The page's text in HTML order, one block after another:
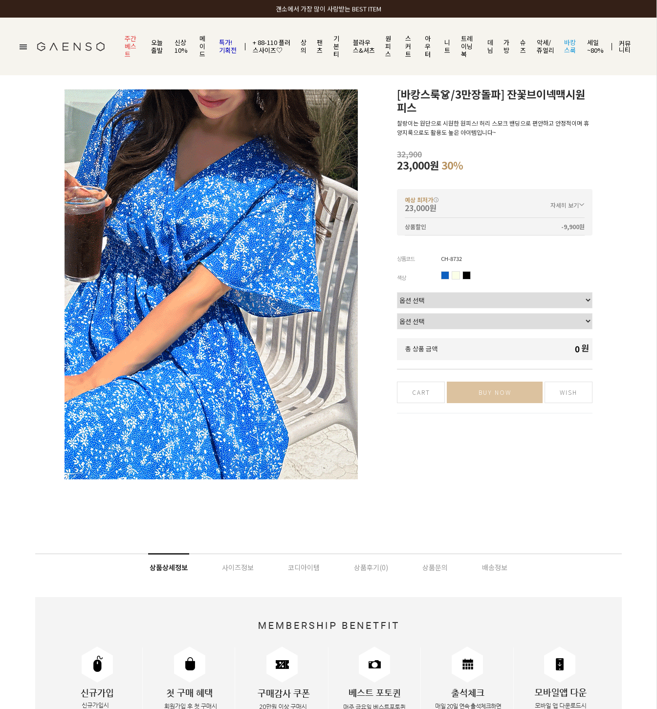
갠소에서 가장 많이 사랑받는 BEST ITEM
주간
베스
트
오늘
출발
신상
10%
메
이
드
특가!
기획전
+ 88-110 플러
스사이즈♡
상
의
팬
츠
기
본
티
블라우
스&셔츠
원
피
스
스
커
트
아
우
터
니
트
트레
이닝
복
데
님
가
방
슈
즈
악세/
쥬얼리
바캉
스룩
세일
~80%
커뮤
니티
[바캉스룩👗/3만장돌파] 잔꽃브이넥맥시원
피스
찰랑이는 원단으로 시원한 원피스! 허리 스모크 밴딩으로 편안하고 안정적이며 휴
양지룩으로도 활용도 높은 아이템입니다~
32,900
23,000원 30%
예상 최저가
23,000원 자세히 보기
상품할인 -9,900원
상품코드 CH-8732
색상
총 상품 금액 0원
CART BUY NOW WISH
상품상세정보 사이즈정보 코디아이템 상품후기(0) 상품문의 배송정보